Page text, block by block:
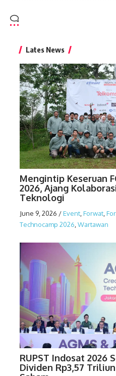
Lates News
Mengintip Keseruan
2026, Ajang
Teknologi
June 9, 2026 /Event Forwat
Technocamp 2026 Wartawan
RUPST Indosat 2026
Dividen Rp3,57